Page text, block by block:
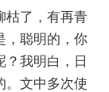
枯了，有再青
，聪明的，你
我明白，日
。文中多次使